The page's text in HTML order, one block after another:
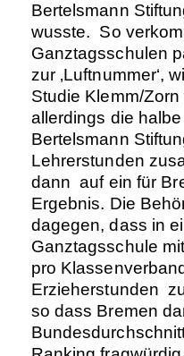
Bertelsmann
wusste. So
Ganztagsschulen
zur ‚Luftnummer‘,
Studie Klemm/
allerdings die
Bertelsmann
Lehrerstunden
dann auf ein für
Ergebnis. Die
dagegen, dass in
Ganztagsschule
pro
Erzieherstunden
so dass Bremen